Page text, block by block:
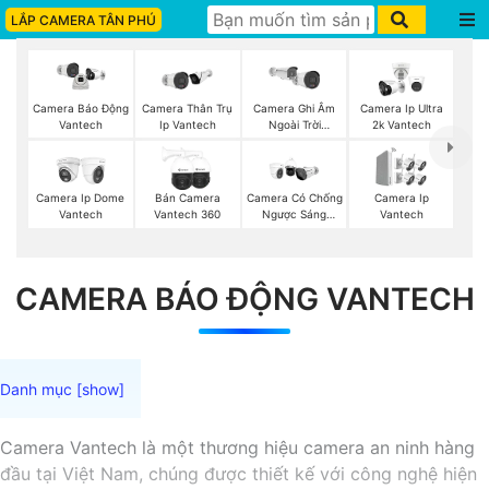
LẮP CAMERA TÂN PHÚ
Camera Báo Động
Vantech
Camera Thân Trụ
Ip Vantech
Camera Ghi Âm
Ngoài Trời
Camera Ip Ultra
2k Vantech
Camera Ip Dome
Vantech
Bán Camera
Vantech 360
Camera Có Chống
Ngược Sáng
Camera Ip
Vantech
CAMERA BÁO ĐỘNG VANTECH
Camera Vantech là một thương hiệu camera an ninh hàng
đầu tại Việt Nam, chúng được thiết kế với công nghệ hiện